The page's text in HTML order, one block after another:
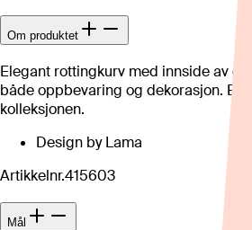
Om produktet
Elegant rottingkurv med innside av
både oppbevaring og dekorasjon.
kolleksjonen.
Design by Lama
Artikkelnr.415603
Mål